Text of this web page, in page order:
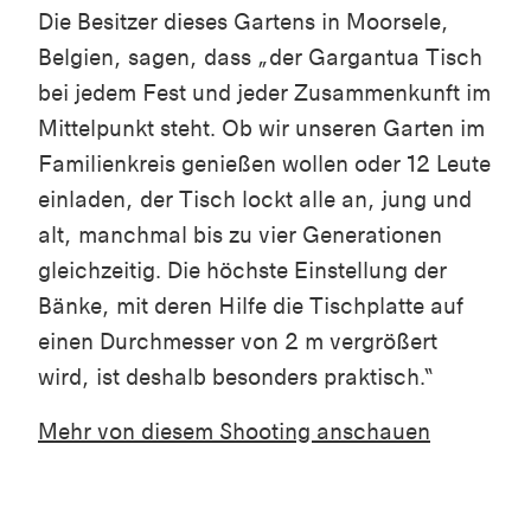
Die Besitzer dieses Gartens in Moorsele,
Belgien, sagen, dass „der Gargantua Tisch
bei jedem Fest und jeder Zusammenkunft im
Mittelpunkt steht. Ob wir unseren Garten im
Familienkreis genießen wollen oder 12 Leute
einladen, der Tisch lockt alle an, jung und
alt, manchmal bis zu vier Generationen
gleichzeitig. Die höchste Einstellung der
Bänke, mit deren Hilfe die Tischplatte auf
einen Durchmesser von 2 m vergrößert
wird, ist deshalb besonders praktisch.“
Mehr von diesem Shooting anschauen